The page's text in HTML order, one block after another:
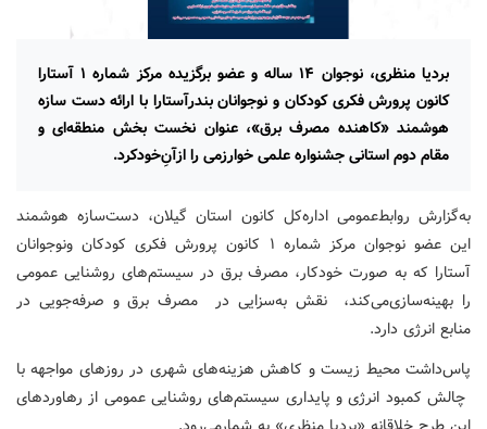
بردیا منظری، نوجوان ۱۴ ساله و عضو برگزیده مرکز شماره ۱ آستارا
کانون پرورش فکری کودکان و نوجوانان بندرآستارا با ارائه دست سازه
هوشمند «کاهنده مصرف برق»، عنوان نخست بخش منطقه‌ای و
مقام دوم استانی جشنواره علمی خوارزمی را ازآنِ‌خودکرد.
به‌گزارش روابط‌عمومی اداره‌کل کانون استان گیلان، دست‌سازه هوشمند
این عضو نوجوان مرکز شماره ۱ کانون پرورش فکری کودکان ونوجوانان
آستارا که به صورت خودکار، مصرف برق در سیستم‌های روشنایی عمومی
را بهینه‌سازی‌می‌کند، نقش به‌سزایی در مصرف برق و صرفه‌جویی در
منابع انرژی دارد.
پاس‌داشت محیط زیست و کاهش هزینه‌های شهری در روزهای مواجهه با
چالش کمبود انرژی و پایداری سیستم‌های روشنایی عمومی از رهاوردهای